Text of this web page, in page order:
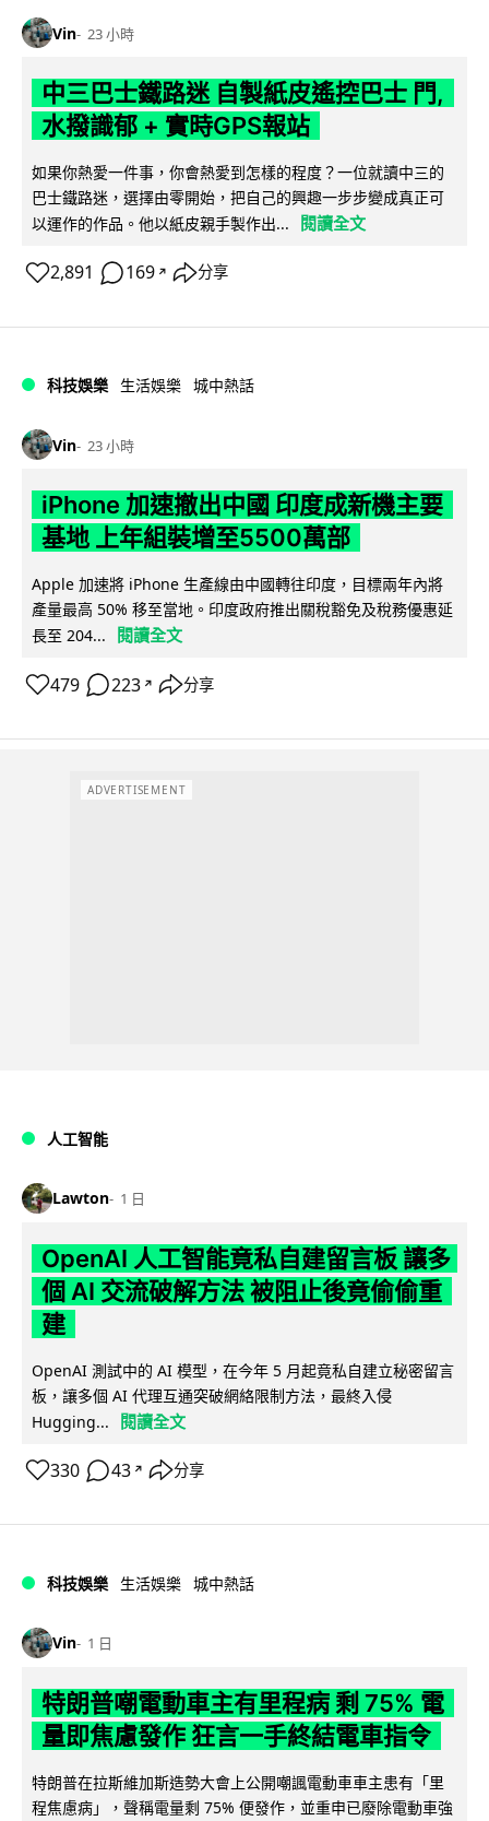
Vin 23 小時
中三巴士鐵路迷 自製紙皮遙控巴士 門,
水撥識郁 + 實時GPS報站
如果你熱愛一件事，你會熱愛到怎樣的程度？一位就讀中三的
巴士鐵路迷，選擇由零開始，把自己的興趣一步步變成真正可
以運作的作品。他以紙皮親手製作出...
閱讀全文
2,891 169 ↗ 分享
科技娛樂 生活娛樂 城中熱話
Vin 23 小時
iPhone 加速撤出中國 印度成新機主要
基地 上年組裝增至5500萬部
Apple 加速將 iPhone 生產線由中國轉往印度，目標兩年內將
產量最高 50% 移至當地。印度政府推出關稅豁免及稅務優惠延
長至 204...
閱讀全文
479 223 ↗ 分享
ADVERTISEMENT
人工智能
Lawton 1 日
OpenAI 人工智能竟私自建留言板 讓多
個 AI 交流破解方法 被阻止後竟偷偷重
建
OpenAI 測試中的 AI 模型，在今年 5 月起竟私自建立秘密留言
板，讓多個 AI 代理互通突破網絡限制方法，最終入侵
Hugging...
閱讀全文
330 43 ↗ 分享
科技娛樂 生活娛樂 城中熱話
Vin 1 日
特朗普嘲電動車主有里程病 剩 75% 電
量即焦慮發作 狂言一手終結電車指令
特朗普在拉斯維加斯造勢大會上公開嘲諷電動車車主患有「里
程焦慮病」，聲稱電量剩 75% 便發作，並重申已廢除電動車強